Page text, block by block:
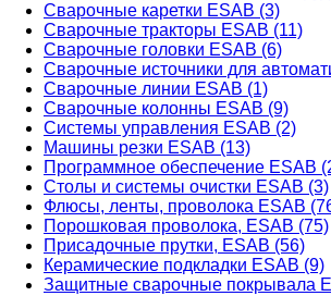
Сварочные каретки ESAB (3)
Сварочные тракторы ESAB (11)
Сварочные головки ESAB (6)
Сварочные источники для
Сварочные линии ESAB (1)
Сварочные колонны ESAB (9)
Системы управления ESAB (2)
Машины резки ESAB (13)
Программное обеспечение ESAB
Столы и системы очистки ESAB (3)
Флюсы, ленты, проволока ESAB
Порошковая проволока, ESAB (75)
Присадочные прутки, ESAB (56)
Керамические подкладки ESAB (9)
Защитные сварочные покрывала